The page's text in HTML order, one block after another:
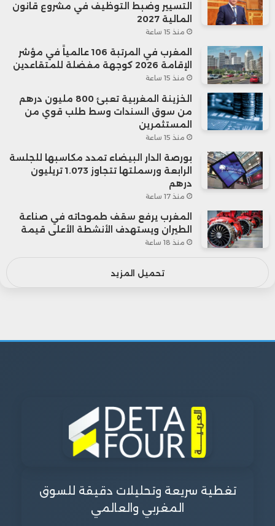
التسيير وضبط التوظيف في مشروع قانون
المالية 2027
منذ 15 ساعة
المغرب في المرتبة 106 عالمياً في مؤشر
الإقامة 2026 كوجهة مفضلة للمتقاعدين
منذ 15 ساعة
الخزينة المغربية تعبئ 800 مليون درهم
من سوق السندات وسط طلب قوي من
المستثمرين
منذ 15 ساعة
بورصة الدار البيضاء تمدد مكاسبها للجلسة
الرابعة ورسملتها تتجاوز 1.073 تريليون
درهم
منذ 17 ساعة
المغرب يرفع سقف طموحاته في صناعة
الطيران ويستهدف الأنشطة الأعلى قيمة
منذ 18 ساعة
تحميل المزيد
تغطية سريعة وتحليلات دقيقة للسوق
المغربي والعالمي